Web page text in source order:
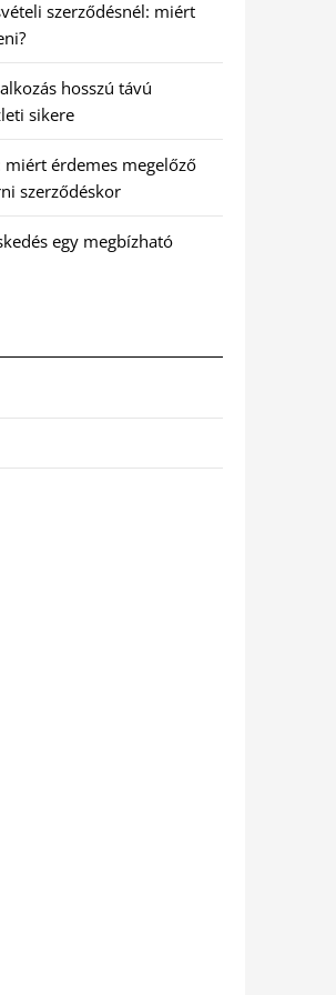
szerződésnél: miért
hosszú távú
sikere
miért érdemes megelőző
szerződéskor
egy megbízható